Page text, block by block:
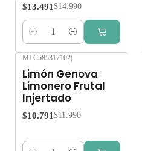
$13.491 $14.990
Cantidad
MLC585317102
Limón Genova
Limonero Frutal
Injertado
$10.791 $11.990